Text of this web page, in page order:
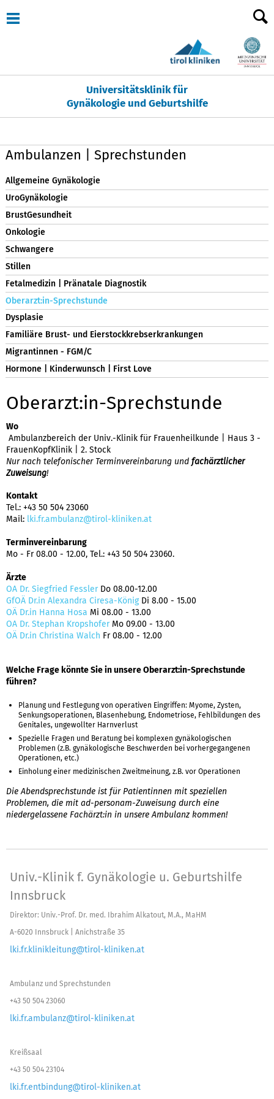
Universitätsklinik für
Gynäkologie und Geburtshilfe
Ambulanzen | Sprechstunden
Allgemeine Gynäkologie
UroGynäkologie
BrustGesundheit
Onkologie
Schwangere
Stillen
Fetalmedizin | Pränatale Diagnostik
Oberarzt:in-Sprechstunde
Dysplasie
Familiäre Brust- und Eierstockkrebserkrankungen
Migrantinnen - FGM/C
Hormone | Kinderwunsch | First Love
Oberarzt:in-Sprechstunde
Wo
Ambulanzbereich der Univ.-Klinik für Frauenheilkunde | Haus 3 -
FrauenKopfKlinik | 2. Stock
Nur nach telefonischer Terminvereinbarung und fachärztlicher
Zuweisung!
Kontakt
Tel.: +43 50 504 23060
Mail: lki.fr.ambulanz@tirol-kliniken.at
Terminvereinbarung
Mo - Fr 08.00 - 12.00, Tel.: +43 50 504 23060.
Ärzte
OA Dr. Siegfried Fessler Do 08.00-12.00
GfOÄ Dr.in Alexandra Ciresa-König Di 8.00 - 15.00
OÄ Dr.in Hanna Hosa Mi 08.00 - 13.00
OA Dr. Stephan KropshoferMo 09.00 - 13.00
OÄ Dr.in Christina Walch Fr 08.00 - 12.00
Welche Frage könnte Sie in unsere Oberarzt:in-Sprechstunde
führen?
Planung und Festlegung von operativen Eingriffen: Myome, Zysten,
Senkungsoperationen, Blasenhebung, Endometriose, Fehlbildungen des
Genitales, ungewollter Harnverlust
Spezielle Fragen und Beratung bei komplexen gynäkologischen
Problemen (z.B. gynäkologische Beschwerden bei vorhergegangenen
Operationen, etc.)
Einholung einer medizinischen Zweitmeinung, z.B. vor Operationen
Die Abendsprechstunde ist für Patientinnen mit speziellen
Problemen, die mit ad-personam-Zuweisung durch eine
niedergelassene Fachärzt:in in unsere Ambulanz kommen!
Univ.-Klinik f. Gynäkologie u. Geburtshilfe
Innsbruck
Direktor: Univ.-Prof. Dr. med. Ibrahim Alkatout, M.A., MaHM
A-6020 Innsbruck | Anichstraße 35
lki.fr.klinikleitung@tirol-kliniken.at
Ambulanz und Sprechstunden
+43 50 504 23060
lki.fr.ambulanz@tirol-kliniken.at
Kreißsaal
+43 50 504 23104
lki.fr.entbindung@tirol-kliniken.at